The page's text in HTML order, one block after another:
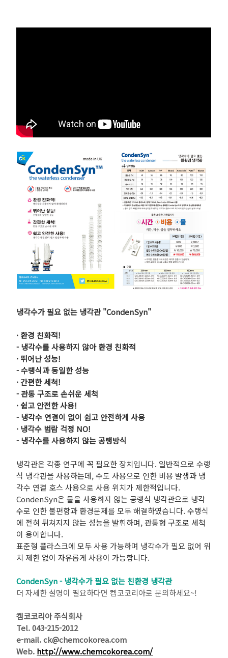
냉각수가 필요 없는 냉각관 "CondenSyn"
· 환경 친화적!
- 냉각수를 사용하지 않아 환경 친화적
· 뛰어난 성능!
- 수랭식과 동일한 성능
· 간편한 세척!
- 관통 구조로 손쉬운 세척
· 쉽고 안전한 사용!
- 냉각수 연결이 없이 쉽고 안전하게 사용
· 냉각수 범람 걱정 NO!
- 냉각수를 사용하지 않는 공랭방식
냉각관은 각종 연구에 꼭 필요한 장치입니다. 일반적으로 수랭
식 냉각관을 사용하는데, 수도 사용으로 인한 비용 발생과 냉
각수 연결 호스 사용으로 사용 위치가 제한적입니다.
CondenSyn은 물을 사용하지 않는 공랭식 냉각관으로 냉각
수로 인한 불편함과 환경문제를 모두 해결하였습니다. 수랭식
에 전혀 뒤쳐지지 않는 성능을 발휘하며, 관통형 구조로 세척
이 용이합니다.
표준형 플라스크에 모두 사용 가능하며 냉각수가 필요 없어 위
치 제한 없이 자유롭게 사용이 가능합니다.
CondenSyn - 냉각수가 필요 없는 친환경 냉각관
더 자세한 설명이 필요하다면 켐코코리아로 문의하세요~!
켐코코리아 주식회사
Tel. 043-215-2012
e-mail. ck@chemcokorea.com
Web. http://www.chemcokorea.com/